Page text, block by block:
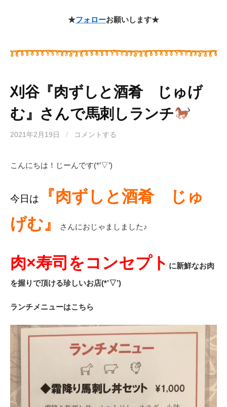
★フォローお願いします★
刈谷『肉ずしと酒肴 じゅげ
む』さんで馬刺しランチ
2021年2月19日 / コメントする
こんにちは！じーんです(*’▽’)
今日は
『肉ずしと酒肴 じゅ
げむ』
さんにおじゃましました♪
肉×寿司をコンセプト に新鮮なお肉
を握りで頂ける珍しいお店(*’▽’)
ランチメニューはこちら